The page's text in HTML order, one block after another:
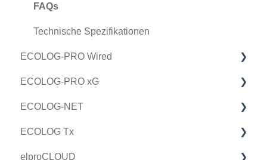
FAQs
Technische Spezifikationen
ECOLOG-PRO Wired
Erste Schritte
So verwenden Sie ECOLOG-PRO Wired
ECOLOG-PRO xG
Erste Schritte
So verwenden Sie ECOLOG-PRO xG
FAQs
ECOLOG-NET
Erste Schritte
So verwenden Sie ECOLOG-NET
ECOLOG Tx
Erste Schritte
elproCLOUD